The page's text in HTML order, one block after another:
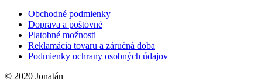
Obchodné podmienky
Doprava a poštovné
Platobné možnosti
Reklamácia tovaru a záručná doba
Podmienky ochrany osobných údajov
© 2020 Jonatán